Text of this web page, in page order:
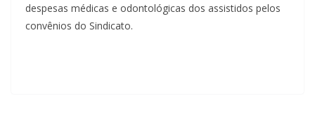
despesas médicas e odontológicas dos assistidos pelos
convênios do Sindicato.